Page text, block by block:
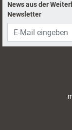
News aus der
Newsletter